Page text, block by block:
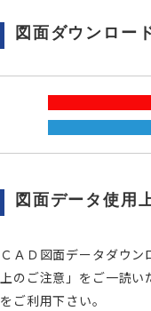
図面ダウンロー
図面データ使用
ＣＡＤ図面データダウ
上のご注意」をご一読い
をご利用下さい。